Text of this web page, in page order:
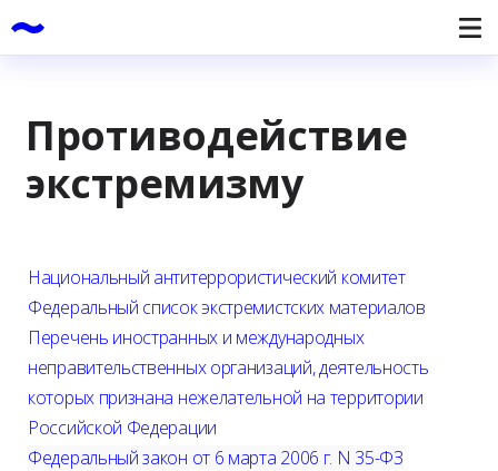
Противодействие
экстремизму
Национальный антитеррористический комитет
Федеральный список экстремистских материалов
Перечень иностранных и международных
неправительственных организаций, деятельность
которых признана нежелательной на территории
Российской Федерации
Федеральный закон от 6 марта 2006 г. N 35-ФЗ